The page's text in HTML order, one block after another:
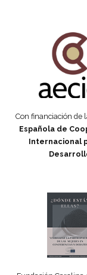
Con financiación de
Española de
Internacional